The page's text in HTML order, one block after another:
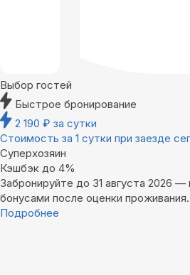
Выбор гостей
Быстрое бронирование
2 190 ₽ за сутки
Стоимость за 1 сутки при заезде
Суперхозяин
Кэшбэк до 4%
Забронируйте до 31 августа 2026
бонусами после оценки проживания.
Подробнее